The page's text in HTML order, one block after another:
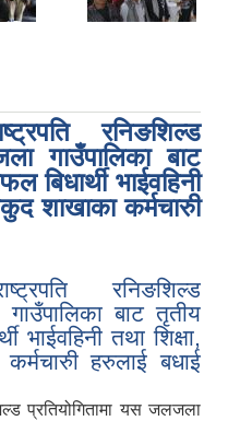
रनिङशिल्ड
गाउँपालिका बाट
बिधार्थी भाईवहिनी
शाखाका कर्मचारुी
रनिङशिल्ड
बाट तृतीय
भाईवहिनी तथा शिक्षा,
हरुलाई बधाई
प्रतियोगितामा यस जलजला